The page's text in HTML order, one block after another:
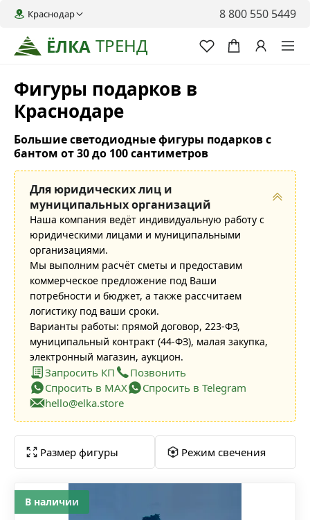
ЁЛКА ТРЕНД
Краснодар 8 800 550 5449
Фигуры подарков в
Краснодаре
Большие светодиодные фигуры подарков с
бантом от 30 до 100 сантиметров
Для юридических лиц и
муниципальных организаций
Наша компания ведёт индивидуальную работу с
юридическими лицами и муниципальными
организациями.
Мы выполним расчёт сметы и предоставим
коммерческое предложение под Ваши
потребности и бюджет, а также рассчитаем
логистику под ваши сроки.
Варианты работы: прямой договор, 223-ФЗ,
муниципальный контракт (44-ФЗ), малая закупка,
электронный магазин, аукцион.
Запросить КП
Позвонить
Спросить в MAX
Спросить в Telegram
hello@elka.store
Размер фигуры Режим свечения
В наличии